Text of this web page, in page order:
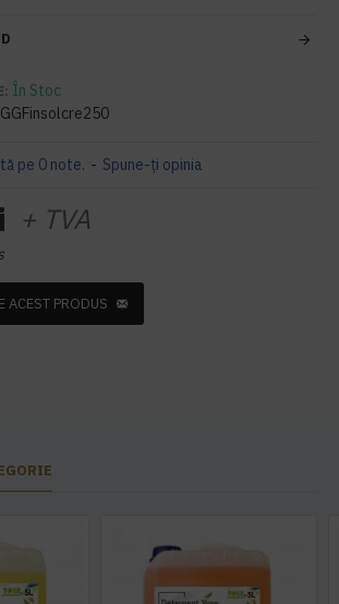
În Stoc
pe 0 note. - Spune-ţi opinia
+ TVA
ACEST PRODUS